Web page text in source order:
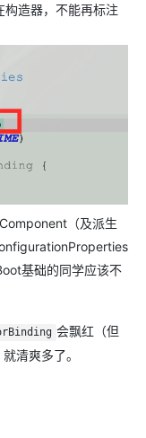
造器，不能再标注
（及派生
基础的同学应该不
会飘红（但
清爽多了。